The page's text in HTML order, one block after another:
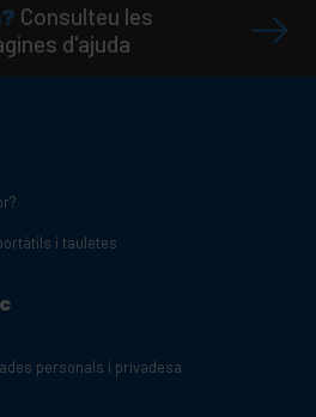
Consulteu les
d'ajuda
i tauletes
personals i privadesa